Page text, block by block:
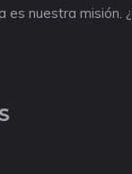
es nuestra misión.